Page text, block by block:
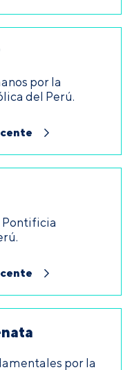
por la
del Perú.
Pontificia
por la